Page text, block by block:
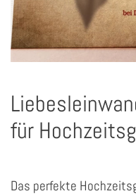
für
Das perfekte